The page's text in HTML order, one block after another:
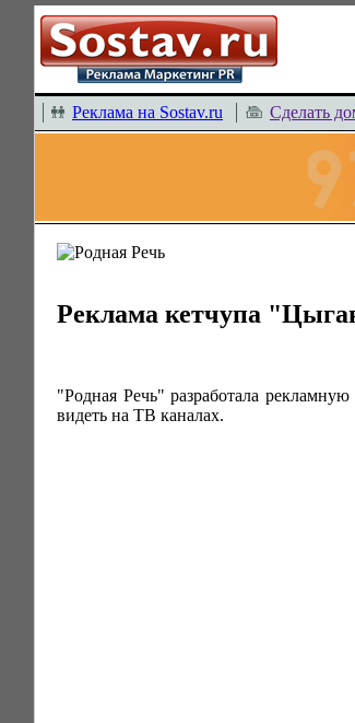
Реклама на Sostav.ru Сделать
Реклама кетчупа
"Родная Речь" разработала
видеть на ТВ каналах.